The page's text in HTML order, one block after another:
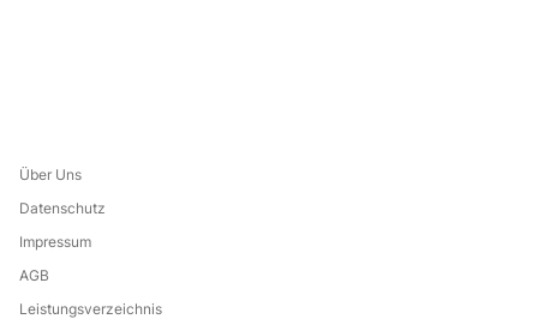
Über Uns
Datenschutz
Impressum
AGB
Leistungsverzeichnis